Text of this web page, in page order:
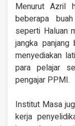
Menurut Azril
beberapa
seperti Haluan
jangka panjang
menyediakan
para pelajar
pengajar PPMI.
Institut Masa
kerja